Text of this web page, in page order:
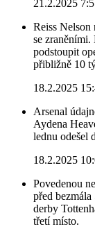
21.2.2025
Reiss Nelson
se
podstoupit
přibližně 10
18.2.2025
Arsenal
Aydena
lednu odešel
18.2.2025
Povedenou
před
derby
třetí místo.